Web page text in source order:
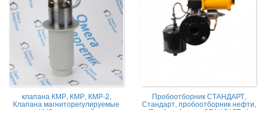
клапана КМР, КМР, КМР-2,
Клапана магниторегулируемые
КМР жидкостной
Пробоотборник СТАНДАРТ,
Стандарт, пробоотборник нефти,
Пробоотборник СТАНДАРТ -А